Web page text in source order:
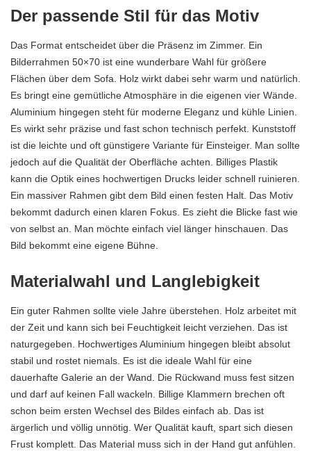
Der passende Stil für das Motiv
Das Format entscheidet über die Präsenz im Zimmer. Ein
Bilderrahmen 50×70 ist eine wunderbare Wahl für größere
Flächen über dem Sofa. Holz wirkt dabei sehr warm und natürlich.
Es bringt eine gemütliche Atmosphäre in die eigenen vier Wände.
Aluminium hingegen steht für moderne Eleganz und kühle Linien.
Es wirkt sehr präzise und fast schon technisch perfekt. Kunststoff
ist die leichte und oft günstigere Variante für Einsteiger. Man sollte
jedoch auf die Qualität der Oberfläche achten. Billiges Plastik
kann die Optik eines hochwertigen Drucks leider schnell ruinieren.
Ein massiver Rahmen gibt dem Bild einen festen Halt. Das Motiv
bekommt dadurch einen klaren Fokus. Es zieht die Blicke fast wie
von selbst an. Man möchte einfach viel länger hinschauen. Das
Bild bekommt eine eigene Bühne.
Materialwahl und Langlebigkeit
Ein guter Rahmen sollte viele Jahre überstehen. Holz arbeitet mit
der Zeit und kann sich bei Feuchtigkeit leicht verziehen. Das ist
naturgegeben. Hochwertiges Aluminium hingegen bleibt absolut
stabil und rostet niemals. Es ist die ideale Wahl für eine
dauerhafte Galerie an der Wand. Die Rückwand muss fest sitzen
und darf auf keinen Fall wackeln. Billige Klammern brechen oft
schon beim ersten Wechsel des Bildes einfach ab. Das ist
ärgerlich und völlig unnötig. Wer Qualität kauft, spart sich diesen
Frust komplett. Das Material muss sich in der Hand gut anfühlen.